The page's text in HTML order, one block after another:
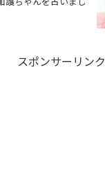
スポンサーリンク